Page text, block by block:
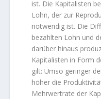
ist. Die Kapitalisten
Lohn, der zur
notwendig ist. Die
bezahlten Lohn und
darüber hinaus
Kapitalisten in Form
gilt: Umso geringer
höher die
Mehrwertrate der